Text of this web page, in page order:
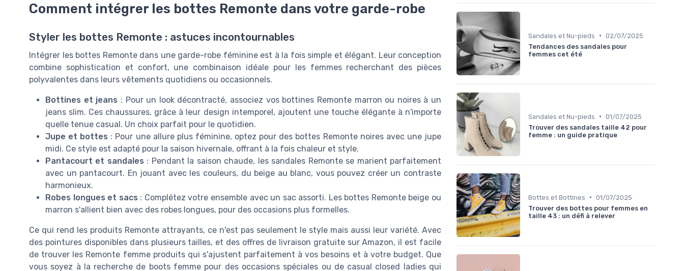
Comment intégrer les bottes Remonte dans votre garde-robe
Styler les bottes Remonte : astuces incontournables
Intégrer les bottes Remonte dans une garde-robe féminine est à la fois simple et élégant. Leur conception
combine sophistication et confort, une combinaison idéale pour les femmes recherchant des pièces
polyvalentes dans leurs vêtements quotidiens ou occasionnels.
Bottines et jeans : Pour un look décontracté, associez vos bottines Remonte marron ou noires à un
jeans slim. Ces chaussures, grâce à leur design intemporel, ajoutent une touche élégante à n'importe
quelle tenue casual. Un choix parfait pour le quotidien.
Jupe et bottes : Pour une allure plus féminine, optez pour des bottes Remonte noires avec une jupe
midi. Ce style est adapté pour la saison hivernale, offrant à la fois chaleur et style.
Pantacourt et sandales : Pendant la saison chaude, les sandales Remonte se marient parfaitement
avec un pantacourt. En jouant avec les couleurs, du beige au blanc, vous pouvez créer un contraste
harmonieux.
Robes longues et sacs : Complétez votre ensemble avec un sac assorti. Les bottes Remonte beige ou
marron s'allient bien avec des robes longues, pour des occasions plus formelles.
Ce qui rend les produits Remonte attrayants, ce n'est pas seulement le style mais aussi leur variété. Avec
des pointures disponibles dans plusieurs tailles, et des offres de livraison gratuite sur Amazon, il est facile
de trouver les Remonte femme produits qui s'ajustent parfaitement à vos besoins et à votre budget. Que
vous soyez à la recherche de boots femme pour des occasions spéciales ou de casual closed ladies qui
Sandales et Nu-pieds • 02/07/2025
Tendances des sandales pour
femmes cet été
Sandales et Nu-pieds • 01/07/2025
Trouver des sandales taille 42 pour
femme : un guide pratique
Bottes et Bottines • 01/07/2025
Trouver des bottes pour femmes en
taille 43 : un défi à relever